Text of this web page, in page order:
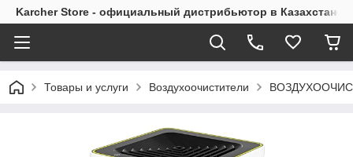
Karcher Store - официальный дистрибьютор в Казахстане
Товары и услуги Воздухоочистители